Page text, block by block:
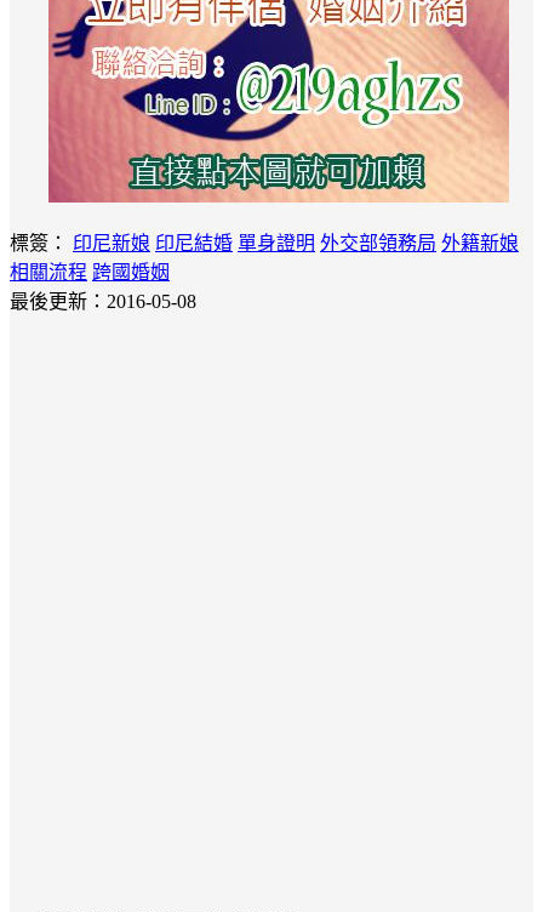
標簽： 印尼新娘 印尼結婚 單身證明 外交部領務局 外籍新娘
相關流程 跨國婚姻
最後更新：2016-05-08